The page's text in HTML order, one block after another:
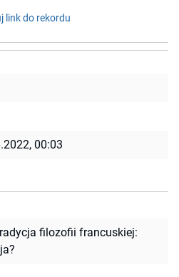
link do rekordu
00:03
filozofii francuskiej: